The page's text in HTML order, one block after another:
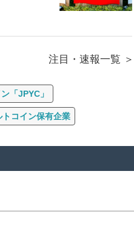
注目・速報一覧
「JPYC」
トコイン保有企業